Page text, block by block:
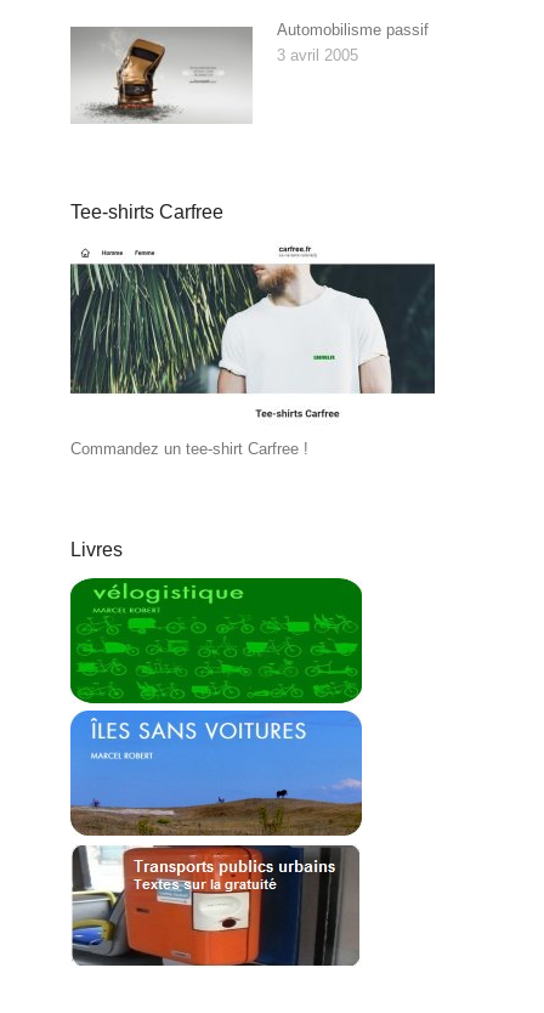
Automobilisme passif
3 avril 2005
Tee-shirts Carfree
Commandez un tee-shirt Carfree !
Livres